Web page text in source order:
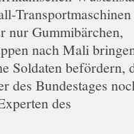
nur Gummibärchen,
nach Mali
Soldaten befördern,
des Bundestages
des